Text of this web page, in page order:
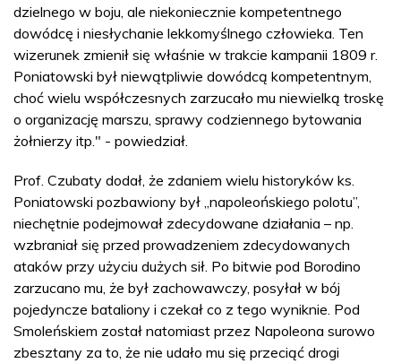
dzielnego w boju, ale niekoniecznie kompetentnego
dowódcę i niesłychanie lekkomyślnego człowieka. Ten
wizerunek zmienił się właśnie w trakcie kampanii 1809 r.
Poniatowski był niewątpliwie dowódcą kompetentnym,
choć wielu współczesnych zarzucało mu niewielką troskę
o organizację marszu, sprawy codziennego bytowania
żołnierzy itp." - powiedział.
Prof. Czubaty dodał, że zdaniem wielu historyków ks.
Poniatowski pozbawiony był „napoleońskiego polotu”,
niechętnie podejmował zdecydowane działania – np.
wzbraniał się przed prowadzeniem zdecydowanych
ataków przy użyciu dużych sił. Po bitwie pod Borodino
zarzucano mu, że był zachowawczy, posyłał w bój
pojedyncze bataliony i czekał co z tego wyniknie. Pod
Smoleńskiem został natomiast przez Napoleona surowo
zbesztany za to, że nie udało mu się przeciąć drogi